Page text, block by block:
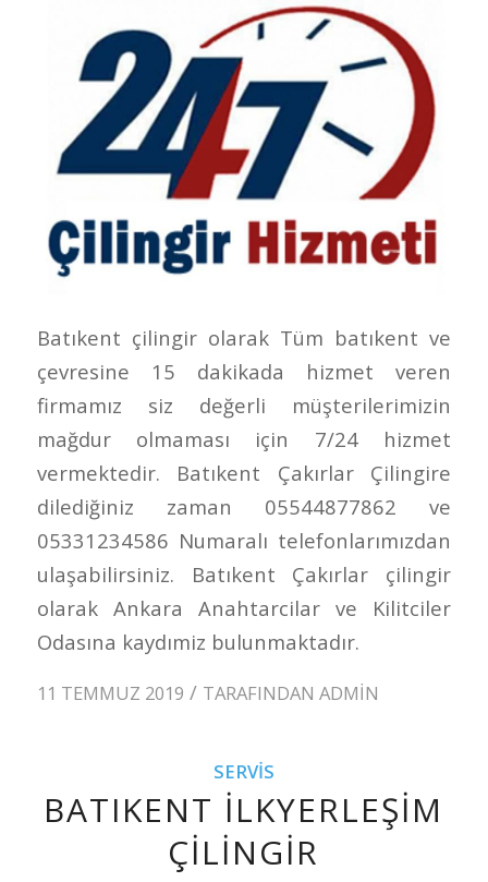
Batıkent çilingir olarak Tüm batıkent ve
çevresine 15 dakikada hizmet veren
firmamız siz değerli müşterilerimizin
mağdur olmaması için 7/24 hizmet
vermektedir. Batıkent Çakırlar Çilingire
dilediğiniz zaman 05544877862 ve
05331234586 Numaralı telefonlarımızdan
ulaşabilirsiniz. Batıkent Çakırlar çilingir
olarak Ankara Anahtarcilar ve Kilitciler
Odasına kaydımiz bulunmaktadır.
11 TEMMUZ 2019 / TARAFINDAN ADMIN
SERVIS
BATIKENT İLKYERLEŞIM
ÇILINGIR